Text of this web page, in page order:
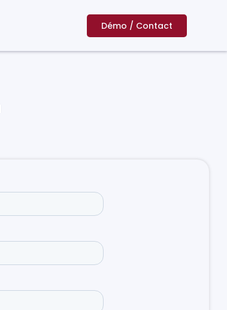
Démo / Contact